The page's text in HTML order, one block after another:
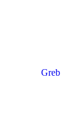
Greb